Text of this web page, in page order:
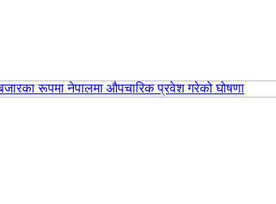
बजारका रूपमा नेपालमा औपचारिक प्रवेश गरेको घोषणा